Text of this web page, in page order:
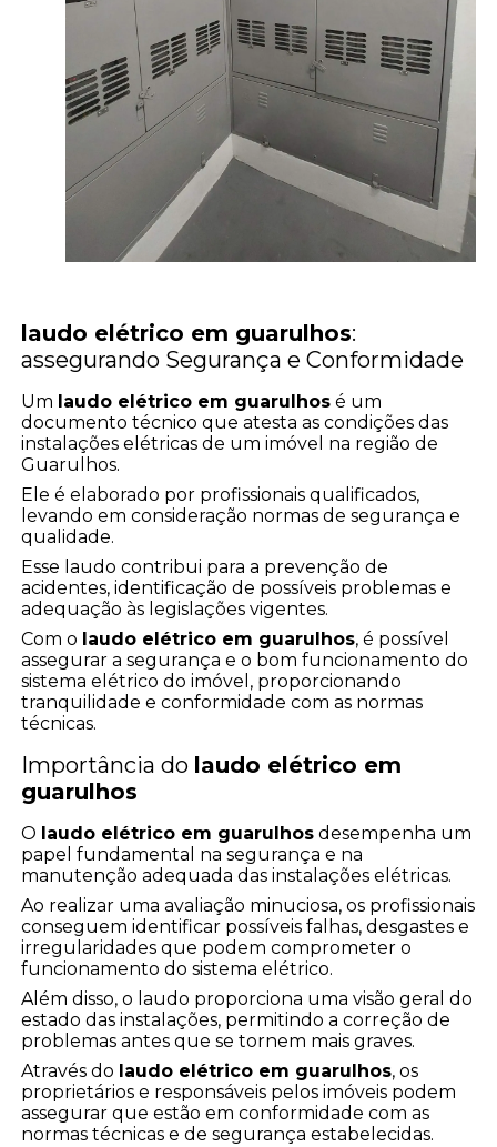
laudo elétrico em guarulhos:
assegurando Segurança e Conformidade
Um laudo elétrico em guarulhos é um
documento técnico que atesta as condições das
instalações elétricas de um imóvel na região de
Guarulhos.
Ele é elaborado por profissionais qualificados,
levando em consideração normas de segurança e
qualidade.
Esse laudo contribui para a prevenção de
acidentes, identificação de possíveis problemas e
adequação às legislações vigentes.
Com o laudo elétrico em guarulhos, é possível
assegurar a segurança e o bom funcionamento do
sistema elétrico do imóvel, proporcionando
tranquilidade e conformidade com as normas
técnicas.
Importância do laudo elétrico em
guarulhos
O laudo elétrico em guarulhos desempenha um
papel fundamental na segurança e na
manutenção adequada das instalações elétricas.
Ao realizar uma avaliação minuciosa, os profissionais
conseguem identificar possíveis falhas, desgastes e
irregularidades que podem comprometer o
funcionamento do sistema elétrico.
Além disso, o laudo proporciona uma visão geral do
estado das instalações, permitindo a correção de
problemas antes que se tornem mais graves.
Através do laudo elétrico em guarulhos, os
proprietários e responsáveis pelos imóveis podem
assegurar que estão em conformidade com as
normas técnicas e de segurança estabelecidas.